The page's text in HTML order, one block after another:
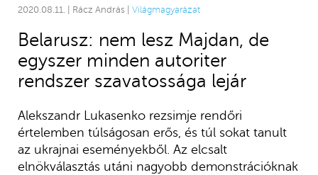
2020.08.11. | Rácz András | Világmagyarázat
Belarusz: nem lesz Majdan, de
egyszer minden autoriter
rendszer szavatossága lejár
Alekszandr Lukasenko rezsimje rendőri
értelemben túlságosan erős, és túl sokat tanult
az ukrajnai eseményekből. Az elcsalt
elnökválasztás utáni nagyobb demonstrációknak